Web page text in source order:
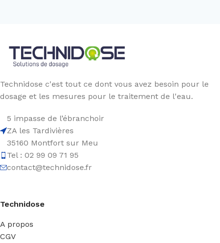
Technidose c'est tout ce dont vous avez besoin pour le
dosage et les mesures pour le traitement de l'eau.
5 impasse de l’ébranchoir
ZA les Tardivières
35160 Montfort sur Meu
Tel : 02 99 09 71 95
contact@technidose.fr
Technidose
A propos
CGV